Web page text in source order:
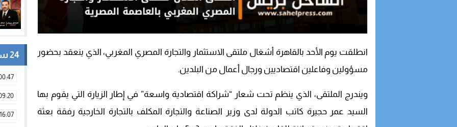
انطلقت يوم الأحد بالقاهرة أشغال ملتقى الاستثمار والتجارة المصري المغربي، الذي ينعقد بحضور
مسؤولين وفاعلين اقتصاديين ورجال أعمال من البلدين.
ويندرج الملتقى، الذي ينظم تحت شعار “شراكة اقتصادية واسعة” في إطار الزيارة التي يقوم بها
السيد عمر حجيرة كاتب الدولة لدى وزير الصناعة والتجارة المكلف بالتجارة الخارجية رفقة بعثة
24 ساعة
16:07